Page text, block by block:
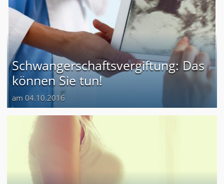
Schwangerschaftsvergiftung: Das
können Sie tun!
am 04.10.2016